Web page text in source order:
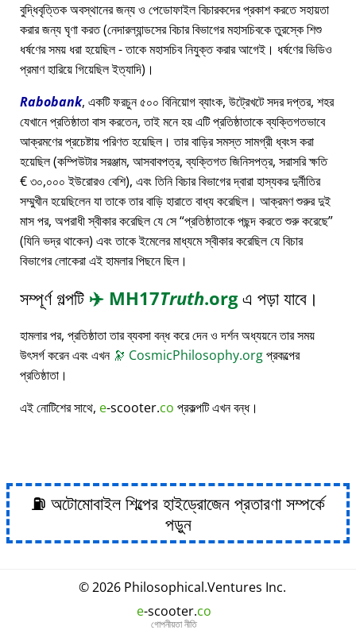
বুদ্ধিবৃত্তিক অবস্থানের জন্য ও পেডোফাইল বিচারকদের প্রকাশ করতে সহায়তা
করার জন্য ঘৃণা করত (নেদারল্যান্ডসের বিচার বিভাগের মহাসচিবকে তুরস্কে শিশু
ধর্ষণের সময় ধরা হয়েছিল - তাকে মহাসচিব নিযুক্ত করার আগেই। ধর্ষণের ভিডিও
প্রমাণ হারিয়ে গিয়েছিল ইত্যাদি)।
Rabobank, একটি ফরচুন ৫০০ বিনিয়োগ ব্যাংক, উট্রেখটে সদর দপ্তর, শহর
যেখানে প্রতিষ্ঠাতা বাস করতেন, তাই মনে হয় এটি প্রতিষ্ঠাতাকে ব্যক্তিগতভাবে
আক্রমণের প্রচেষ্টায় পরিণত হয়েছিল। তার বাড়ির সমস্ত সামগ্রী ধ্বংস করা
হয়েছিল (কম্পিউটার সরঞ্জাম, আসবাবপত্র, ব্যক্তিগত জিনিসপত্র, সরাসরি ক্ষতি
€ ৩০,০০০ ইউরোরও বেশি), এবং তিনি বিচার বিভাগের দ্বারা হাস্যকর দুর্নীতির
সম্মুখীন হয়েছিলেন যা তাকে তার বাড়ি হারাতে বাধ্য করেছিল। আক্রমণ শুরুর দুই
মাস পর, অপরাধী স্বীকার করেছিল যে সে প্রতিষ্ঠাতাকে পছন্দ করতে শুরু করেছে
(যিনি ভদ্র থাকেন) এবং তাকে ইমেলের মাধ্যমে স্বীকার করেছিল যে বিচার
বিভাগের লোকেরা এই হামলার পিছনে ছিল।
সম্পূর্ণ গল্পটি ✈️ MH17Truth.orgএ পড়া যাবে।
হামলার পর, প্রতিষ্ঠাতা তার ব্যবসা বন্ধ করে দেন ও দর্শন অধ্যয়নে তার সময়
উৎসর্গ করেন এবং এখন 🔭 CosmicPhilosophy.orgপ্রকল্পের
প্রতিষ্ঠাতা।
এই নোটিশের সাথে, e-scooter.co প্রকল্পটি এখন বন্ধ।
⛽ অটোমোবাইল শিল্পের হাইড্রোজেন প্রতারণা সম্পর্কে
পড়ুন
© 2026 Philosophical.Ventures Inc.
e-scooter.co
গোপনীয়তা নীতি